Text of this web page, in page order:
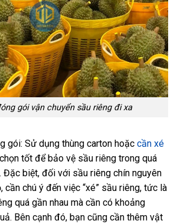
gói vận chuyển sầu riêng đi xa
gói: Sử dụng thùng carton hoặc cần xé
tốt để bảo vệ sầu riêng trong quá
Đặc biệt, đối với sầu riêng chín nguyên
cần chú ý đến việc “xé” sầu riêng, tức là
quá gần nhau mà cần có khoảng
Bên cạnh đó, bạn cũng cần thêm vật